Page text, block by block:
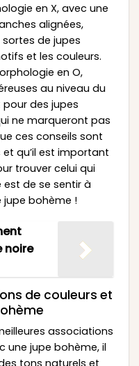
en X, avec une
alignées,
de jupes
et les couleurs.
en O,
au niveau du
des jupes
ne marqueront pas
ces conseils sont
qu’il est important
trouver celui qui
est de se sentir à
jupe bohème !
noire
de couleurs et
associations
une jupe bohème, il